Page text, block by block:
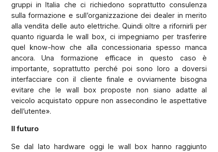
gruppi in Italia che ci richiedono soprattutto consulenza
sulla formazione e sull’organizzazione dei dealer in merito
alla vendita delle auto elettriche. Quindi oltre a rifornirli per
quanto riguarda le wall box, ci impegniamo per trasferire
quel know-how che alla concessionaria spesso manca
ancora. Una formazione efficace in questo caso è
importante, soprattutto perché poi sono loro a doversi
interfacciare con il cliente finale e ovviamente bisogna
evitare che le wall box proposte non siano adatte al
veicolo acquistato oppure non assecondino le aspettative
dell’utente».
Il futuro
Se dal lato hardware oggi le wall box hanno raggiunto